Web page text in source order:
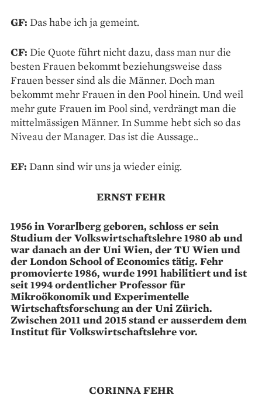
GF: Das habe ich ja gemeint.
CF: Die Quote führt nicht dazu, dass man nur die
besten Frauen bekommt beziehungsweise dass
Frauen besser sind als die Männer. Doch man
bekommt mehr Frauen in den Pool hinein. Und weil
mehr gute Frauen im Pool sind, verdrängt man die
mittelmässigen Männer. In Summe hebt sich so das
Niveau der Manager. Das ist die Aussage..
EF: Dann sind wir uns ja wieder einig.
ERNST FEHR
1956 in Vorarlberg geboren, schloss er sein
Studium der Volkswirtschaftslehre 1980 ab und
war danach an der Uni Wien, der TU Wien und
der London School of Economics tätig. Fehr
promovierte 1986, wurde 1991 habilitiert und ist
seit 1994 ordentlicher Professor für
Mikroökonomik und Experimentelle
Wirtschaftsforschung an der Uni Zürich.
Zwischen 2011 und 2015 stand er ausserdem dem
Institut für Volkswirtschaftslehre vor.
CORINNA FEHR